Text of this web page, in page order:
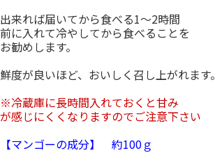
出来れば届いてから食べる1〜2時間
前に入れて冷やしてから食べることを
お勧めします。
鮮度が良いほど、おいしく召し上がれます。
※冷蔵庫に長時間入れておくと甘み
が感じにくくなりますのでご注意下さい
【マンゴーの成分】 約100ｇ